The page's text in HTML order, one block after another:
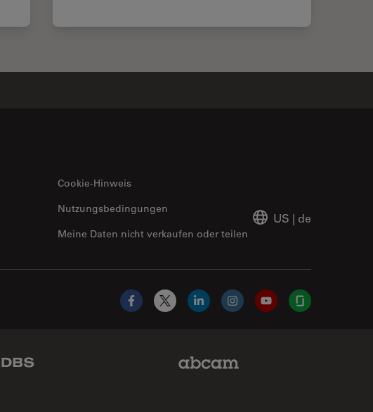
Cookie-Hinweis
Meine Daten nicht verkaufen oder teilen
Nutzungsbedingungen
US | de
Facebook
X LinkedInInstagramYouTubeGlassdoor